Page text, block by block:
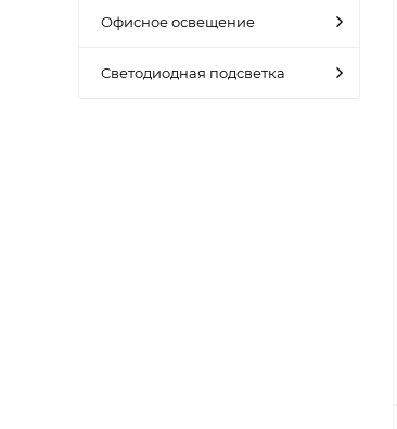
Офисное освещение
Светодиодная подсветка